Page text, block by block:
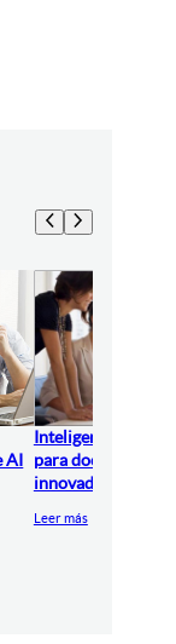
AI
Inteligencia
para docentes
innovadores
Leer más